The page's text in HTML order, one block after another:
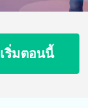
เริ่มตอนนี้